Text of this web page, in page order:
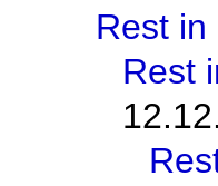
Rest in
Rest